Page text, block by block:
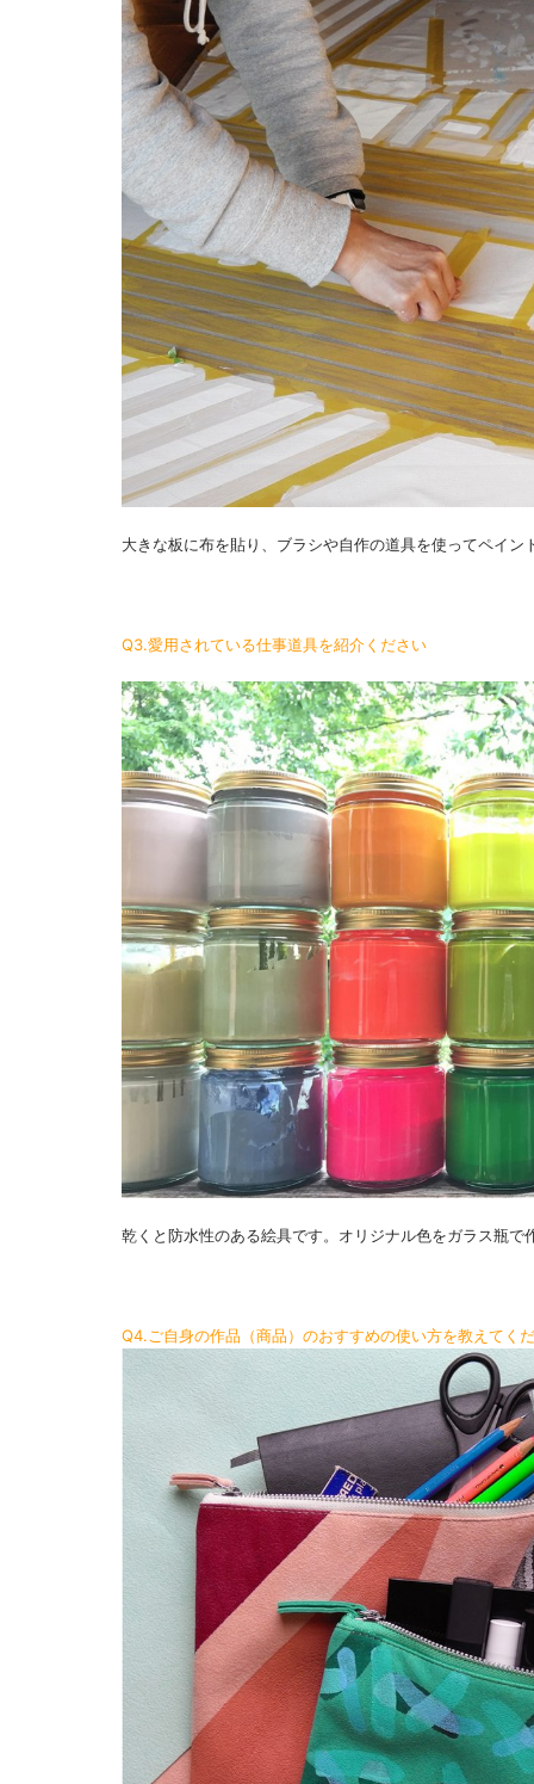
大きな板に布を貼り、ブラシや自作の道具を使ってペイン
Q3.愛用されている仕事道具を紹介ください
乾くと防水性のある絵具です。オリジナル色をガラス瓶で
Q4.ご自身の作品（商品）のおすすめの使い方を教えてく